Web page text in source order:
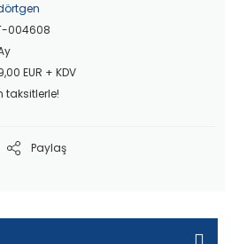
004608
EUR + KDV
taksitlerle!
Paylaş